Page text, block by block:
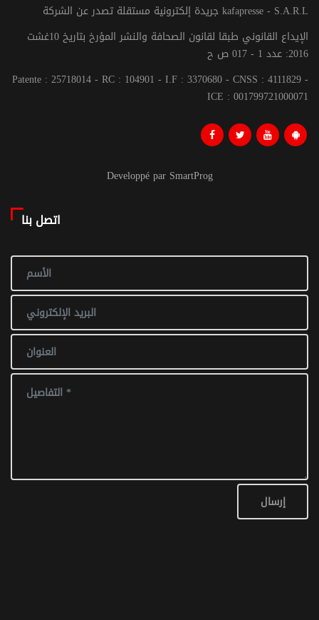
جريدة إلكترونية مستقلة تصدر عن الشركة kafapresse - S.A.R.L
الإيداع القانوني طبقا لقانون الصحافة والنشر المؤرخ بتاريخ 10غشت
2016: عدد 1 - 017 ص ح
Patente : 25718014 - RC : 104901 - I.F : 3370680 - CNSS : 4111829 -
ICE : 001799721000071
Developpé par SmartProg
اتصل بنا